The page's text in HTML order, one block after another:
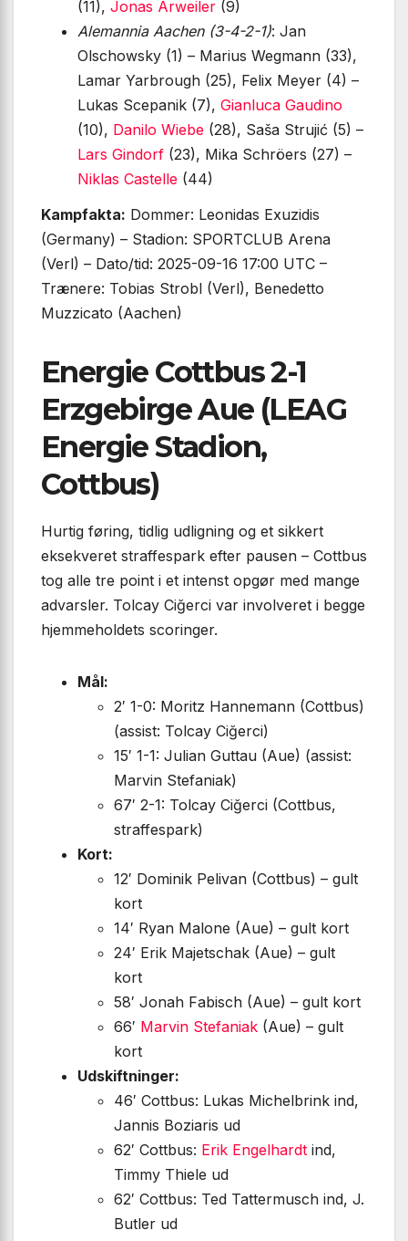
(11), Jonas Arweiler (9)
Alemannia Aachen (3-4-2-1): Jan
Olschowsky (1) – Marius Wegmann (33),
Lamar Yarbrough (25), Felix Meyer (4) –
Lukas Scepanik (7), Gianluca Gaudino
(10), Danilo Wiebe (28), Saša Strujić (5) –
Lars Gindorf (23), Mika Schröers (27) –
Niklas Castelle (44)
Kampfakta: Dommer: Leonidas Exuzidis
(Germany) – Stadion: SPORTCLUB Arena
(Verl) – Dato/tid: 2025-09-16 17:00 UTC –
Trænere: Tobias Strobl (Verl), Benedetto
Muzzicato (Aachen)
Energie Cottbus 2-1
Erzgebirge Aue (LEAG
Energie Stadion,
Cottbus)
Hurtig føring, tidlig udligning og et sikkert
eksekveret straffespark efter pausen – Cottbus
tog alle tre point i et intenst opgør med mange
advarsler. Tolcay Ciğerci var involveret i begge
hjemmeholdets scoringer.
Mål:
2′ 1-0: Moritz Hannemann (Cottbus)
(assist: Tolcay Ciğerci)
15′ 1-1: Julian Guttau (Aue) (assist:
Marvin Stefaniak)
67′ 2-1: Tolcay Ciğerci (Cottbus,
straffespark)
Kort:
12′ Dominik Pelivan (Cottbus) – gult
kort
14′ Ryan Malone (Aue) – gult kort
24′ Erik Majetschak (Aue) – gult
kort
58′ Jonah Fabisch (Aue) – gult kort
66′ Marvin Stefaniak (Aue) – gult
kort
Udskiftninger:
46′ Cottbus: Lukas Michelbrink ind,
Jannis Boziaris ud
62′ Cottbus: Erik Engelhardt ind,
Timmy Thiele ud
62′ Cottbus: Ted Tattermusch ind, J.
Butler ud